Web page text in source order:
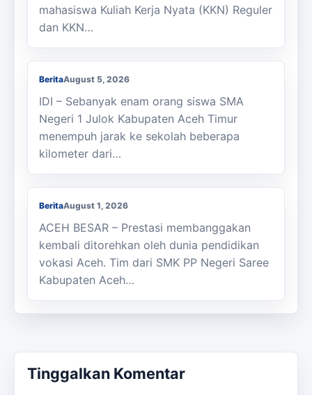
mahasiswa Kuliah Kerja Nyata (KKN) Reguler
dan KKN…
Berjalan Kaki ke Sekolah, Enam Siswa
SMAN 1 Julok Butuh Sepeda
BeritaAugust 5, 2026
IDI – Sebanyak enam orang siswa SMA
Negeri 1 Julok Kabupaten Aceh Timur
menempuh jarak ke sekolah beberapa
kilometer dari…
Membanggakan, Siswa SMK PPN Saree
Raih Juara LKS Nasional 2026
BeritaAugust 1, 2026
ACEH BESAR – Prestasi membanggakan
kembali ditorehkan oleh dunia pendidikan
vokasi Aceh. Tim dari SMK PP Negeri Saree
Kabupaten Aceh…
Tinggalkan Komentar